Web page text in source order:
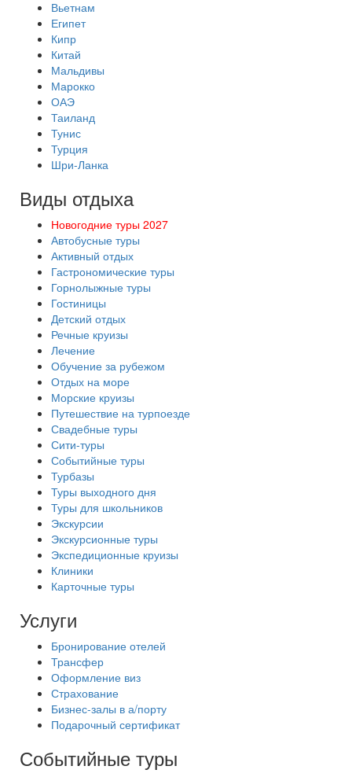
Вьетнам
Египет
Кипр
Китай
Мальдивы
Марокко
ОАЭ
Таиланд
Тунис
Турция
Шри-Ланка
Виды отдыха
Новогодние туры 2027
Автобусные туры
Активный отдых
Гастрономические туры
Горнолыжные туры
Гостиницы
Детский отдых
Речные круизы
Лечение
Обучение за рубежом
Отдых на море
Морские круизы
Путешествие на турпоезде
Свадебные туры
Сити-туры
Событийные туры
Турбазы
Туры выходного дня
Туры для школьников
Экскурсии
Экскурсионные туры
Экспедиционные круизы
Клиники
Карточные туры
Услуги
Бронирование отелей
Трансфер
Оформление виз
Страхование
Бизнес-залы в а/порту
Подарочный сертификат
Событийные туры